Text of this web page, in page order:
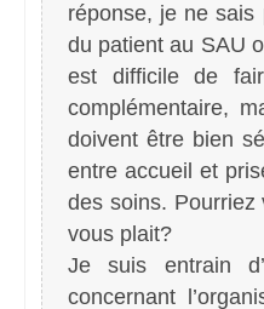
réponse, je ne
du patient au SAU
est difficile de
complémentaire,
doivent être bien
entre accueil et
des soins. Pourriez
vous plait?
Je suis entrain
concernant